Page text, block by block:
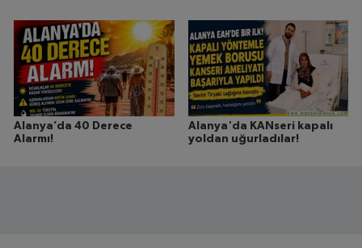
Alanya’da 40 Derece
Alarmı!
Alanya'da KANseri kapalı
yoldan uğurladılar!